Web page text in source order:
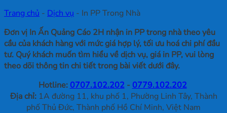
Trang chủ - Dịch vụ - In PP Trong Nhà
Đơn vị In Ấn Quảng Cáo 2H nhận in PP trong nhà theo yêu
cầu của khách hàng với mức giá hợp lý, tối ưu hoá chi phí đầu
tư. Quý khách muốn tìm hiểu về dịch vụ, giá in PP, vui lòng
theo dõi thông tin chi tiết trong bài viết dưới đây.
Hotline: 0707.102.202- 0779.102.202
Địa chỉ:1A đường 11, khu phố 1, Phường Linh Tây, Thành
phố Thủ Đức, Thành phố Hồ Chí Minh, Việt Nam